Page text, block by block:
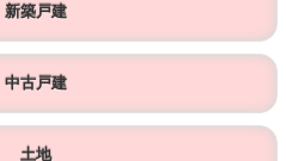
新築戸建
中古戸建
土地